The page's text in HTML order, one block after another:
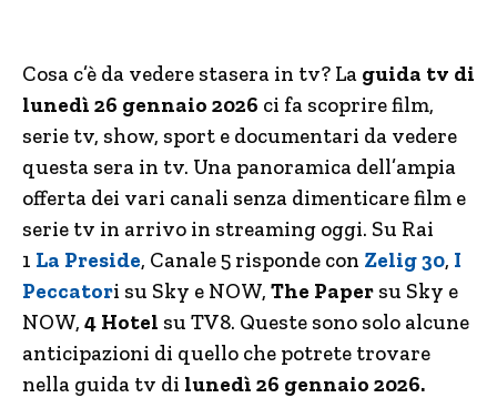
Cosa c’è da vedere stasera in tv? La guida tv di
lunedì 26 gennaio 2026 ci fa scoprire film,
serie tv, show, sport e documentari da vedere
questa sera in tv. Una panoramica dell’ampia
offerta dei vari canali senza dimenticare film e
serie tv in arrivo in streaming oggi. Su Rai
1 La Preside, Canale 5 risponde con Zelig 30, I
Peccatori su Sky e NOW, The Paper su Sky e
NOW, 4 Hotel su TV8. Queste sono solo alcune
anticipazioni di quello che potrete trovare
nella guida tv di lunedì 26 gennaio 2026.